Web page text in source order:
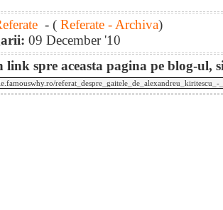
- ( Referate - Archiva)
09 December '10
link spre aceasta pagina pe blog-ul,